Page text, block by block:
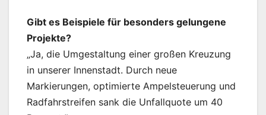
Gibt es Beispiele für besonders gelungene
Projekte?
„Ja, die Umgestaltung einer großen Kreuzung
in unserer Innenstadt. Durch neue
Markierungen, optimierte Ampelsteuerung und
Radfahrstreifen sank die Unfallquote um 40